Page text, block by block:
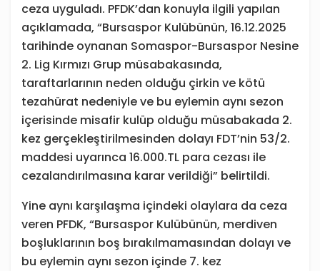
ceza uyguladı. PFDK’dan konuyla ilgili yapılan
açıklamada, “Bursaspor Kulübünün, 16.12.2025
tarihinde oynanan Somaspor-Bursaspor Nesine
2. Lig Kırmızı Grup müsabakasında,
taraftarlarının neden olduğu çirkin ve kötü
tezahürat nedeniyle ve bu eylemin aynı sezon
içerisinde misafir kulüp olduğu müsabakada 2.
kez gerçekleştirilmesinden dolayı FDT’nin 53/2.
maddesi uyarınca 16.000.TL para cezası ile
cezalandırılmasına karar verildiği” belirtildi.
Yine aynı karşılaşma içindeki olaylara da ceza
veren PFDK, “Bursaspor Kulübünün, merdiven
boşluklarının boş bırakılmamasından dolayı ve
bu eylemin aynı sezon içinde 7. kez